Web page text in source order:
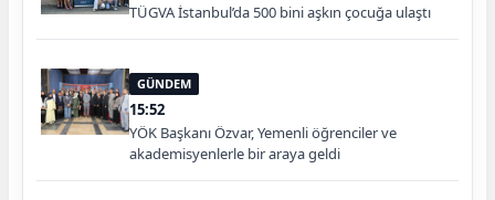
TÜGVA İstanbul’da 500 bini aşkın çocuğa ulaştı
GÜNDEM
15:52
YÖK Başkanı Özvar, Yemenli öğrenciler ve
akademisyenlerle bir araya geldi